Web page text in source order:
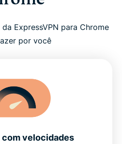
ExpressVPN para Chrome
por você
velocidades